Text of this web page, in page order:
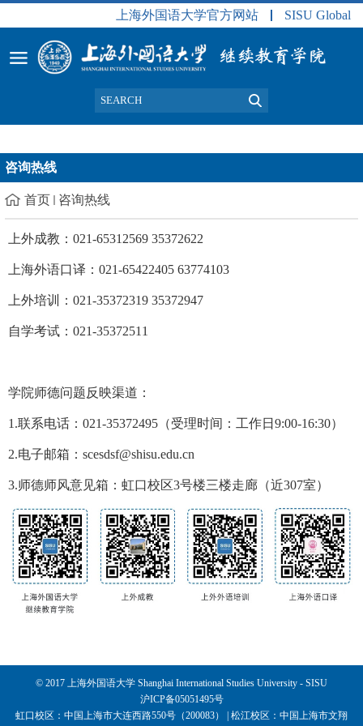
上海外国语大学官方网站 SISU Global
咨询热线
首页 咨询热线
上外成教：021-65312569 35372622
上海外语口译：021-65422405 63774103
上外培训：021-35372319 35372947
自学考试：021-35372511
学院师德问题反映渠道：
1.联系电话：021-35372495（受理时间：工作日9:00-16:30）
2.电子邮箱：scesdsf@shisu.edu.cn
3.师德师风意见箱：虹口校区3号楼三楼走廊（近307室）
© 2017 上海外国语大学 Shanghai International Studies University - SISU
沪ICP备05051495号
虹口校区：中国上海市大连西路550号（200083） | 松江校区：中国上海市文翔